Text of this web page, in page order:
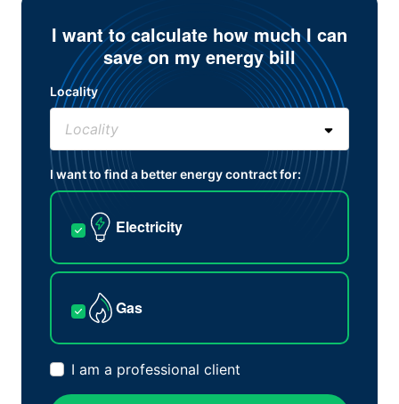
I want to calculate how much I can
save on my energy bill
Locality
I want to find a better energy contract for:
Electricity
Gas
I am a professional client